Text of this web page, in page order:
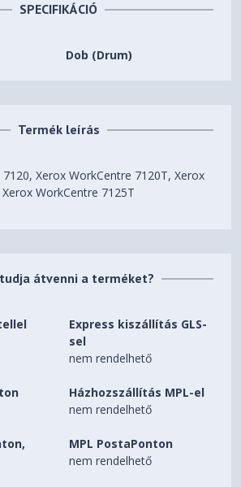
SPECIFIKÁCIÓ
Dob (Drum)
Termék leírás
Xerox WorkCentre 7120T, Xerox
WorkCentre 7125T
átvenni a terméket?
Express kiszállítás GLS-
sel
nem rendelhető
Házhozszállítás MPL-el
nem rendelhető
MPL PostaPonton
nem rendelhető